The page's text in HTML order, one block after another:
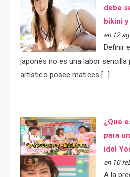
debe
bikini
en 12
Definir
japonés no es una labor sencilla
artístico posee matices […]
¿Qué
para
idol
en 10
A la